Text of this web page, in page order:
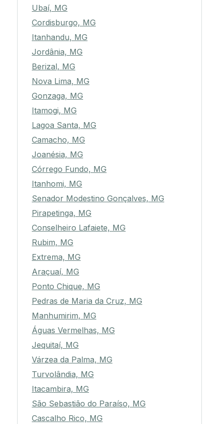
Ubaí, MG
Cordisburgo, MG
Itanhandu, MG
Jordânia, MG
Berizal, MG
Nova Lima, MG
Gonzaga, MG
Itamogi, MG
Lagoa Santa, MG
Camacho, MG
Joanésia, MG
Córrego Fundo, MG
Itanhomi, MG
Senador Modestino Gonçalves, MG
Pirapetinga, MG
Conselheiro Lafaiete, MG
Rubim, MG
Extrema, MG
Araçuaí, MG
Ponto Chique, MG
Pedras de Maria da Cruz, MG
Manhumirim, MG
Águas Vermelhas, MG
Jequitaí, MG
Várzea da Palma, MG
Turvolândia, MG
Itacambira, MG
São Sebastião do Paraíso, MG
Cascalho Rico, MG